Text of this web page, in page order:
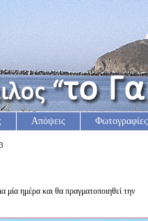
Απόψεις Φωτογραφίες
ημέρα και θα πραγματοποιηθεί την